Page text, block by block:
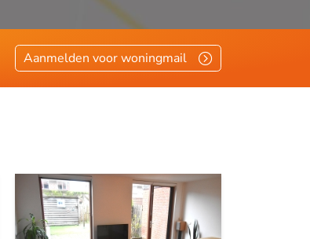
Aanmelden voor woningmail